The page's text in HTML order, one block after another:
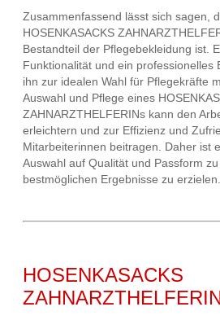
Zusammenfassend lässt sich sagen,
HOSENKASACKS
Bestandteil der Pflegebekleidung ist.
Funktionalität und ein professionelles
ihn zur idealen Wahl für Pflegekräfte
Auswahl und Pflege eines
ZAHNARZTHELFERINs kann den
erleichtern und zur Effizienz und
Mitarbeiterinnen beitragen. Daher ist
Auswahl auf Qualität und Passform
bestmöglichen Ergebnisse zu erzielen.
HOSENKASACKS